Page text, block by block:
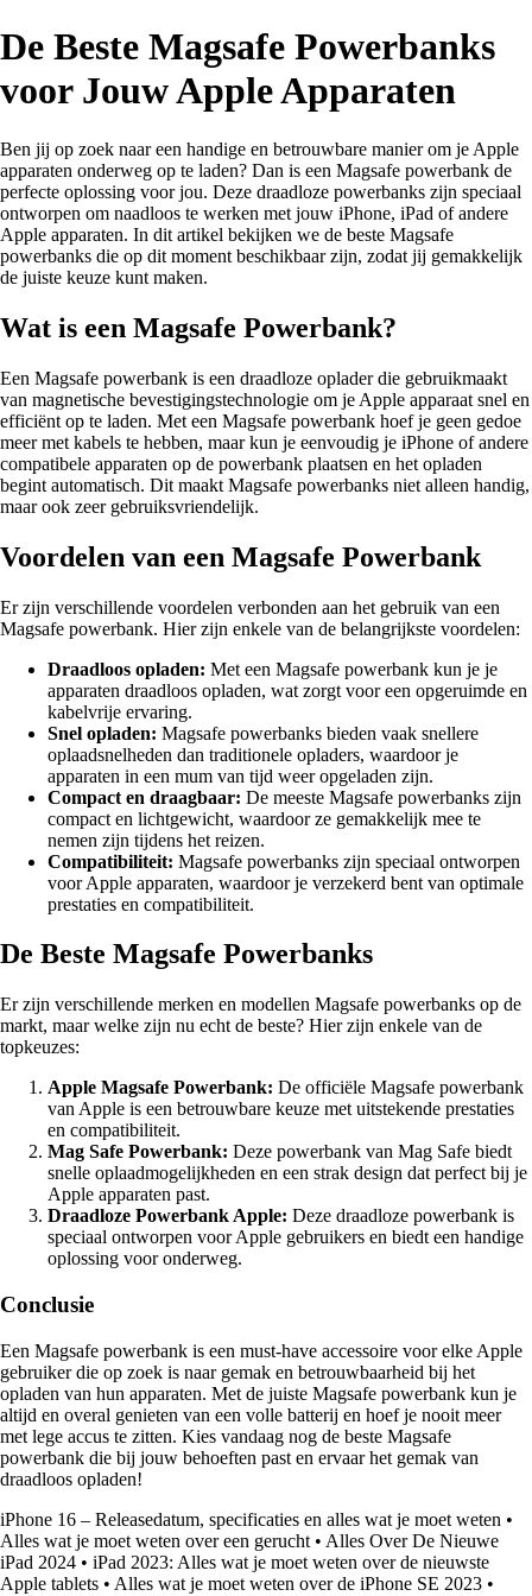
De Beste Magsafe Powerbanks
voor Jouw Apple Apparaten
Ben jij op zoek naar een handige en betrouwbare manier om je Apple
apparaten onderweg op te laden? Dan is een Magsafe powerbank de
perfecte oplossing voor jou. Deze draadloze powerbanks zijn speciaal
ontworpen om naadloos te werken met jouw iPhone, iPad of andere
Apple apparaten. In dit artikel bekijken we de beste Magsafe
powerbanks die op dit moment beschikbaar zijn, zodat jij gemakkelijk
de juiste keuze kunt maken.
Wat is een Magsafe Powerbank?
Een Magsafe powerbank is een draadloze oplader die gebruikmaakt
van magnetische bevestigingstechnologie om je Apple apparaat snel en
efficiënt op te laden. Met een Magsafe powerbank hoef je geen gedoe
meer met kabels te hebben, maar kun je eenvoudig je iPhone of andere
compatibele apparaten op de powerbank plaatsen en het opladen
begint automatisch. Dit maakt Magsafe powerbanks niet alleen handig,
maar ook zeer gebruiksvriendelijk.
Voordelen van een Magsafe Powerbank
Er zijn verschillende voordelen verbonden aan het gebruik van een
Magsafe powerbank. Hier zijn enkele van de belangrijkste voordelen:
Draadloos opladen: Met een Magsafe powerbank kun je je
apparaten draadloos opladen, wat zorgt voor een opgeruimde en
kabelvrije ervaring.
Snel opladen: Magsafe powerbanks bieden vaak snellere
oplaadsnelheden dan traditionele opladers, waardoor je
apparaten in een mum van tijd weer opgeladen zijn.
Compact en draagbaar: De meeste Magsafe powerbanks zijn
compact en lichtgewicht, waardoor ze gemakkelijk mee te
nemen zijn tijdens het reizen.
Compatibiliteit: Magsafe powerbanks zijn speciaal ontworpen
voor Apple apparaten, waardoor je verzekerd bent van optimale
prestaties en compatibiliteit.
De Beste Magsafe Powerbanks
Er zijn verschillende merken en modellen Magsafe powerbanks op de
markt, maar welke zijn nu echt de beste? Hier zijn enkele van de
topkeuzes:
Apple Magsafe Powerbank: De officiële Magsafe powerbank
van Apple is een betrouwbare keuze met uitstekende prestaties
en compatibiliteit.
Mag Safe Powerbank: Deze powerbank van Mag Safe biedt
snelle oplaadmogelijkheden en een strak design dat perfect bij je
Apple apparaten past.
Draadloze Powerbank Apple: Deze draadloze powerbank is
speciaal ontworpen voor Apple gebruikers en biedt een handige
oplossing voor onderweg.
Conclusie
Een Magsafe powerbank is een must-have accessoire voor elke Apple
gebruiker die op zoek is naar gemak en betrouwbaarheid bij het
opladen van hun apparaten. Met de juiste Magsafe powerbank kun je
altijd en overal genieten van een volle batterij en hoef je nooit meer
met lege accus te zitten. Kies vandaag nog de beste Magsafe
powerbank die bij jouw behoeften past en ervaar het gemak van
draadloos opladen!
iPhone 16 – Releasedatum, specificaties en alles wat je moet weten •
Alles wat je moet weten over een gerucht • Alles Over De Nieuwe
iPad 2024 • iPad 2023: Alles wat je moet weten over de nieuwste
Apple tablets • Alles wat je moet weten over de iPhone SE 2023 •